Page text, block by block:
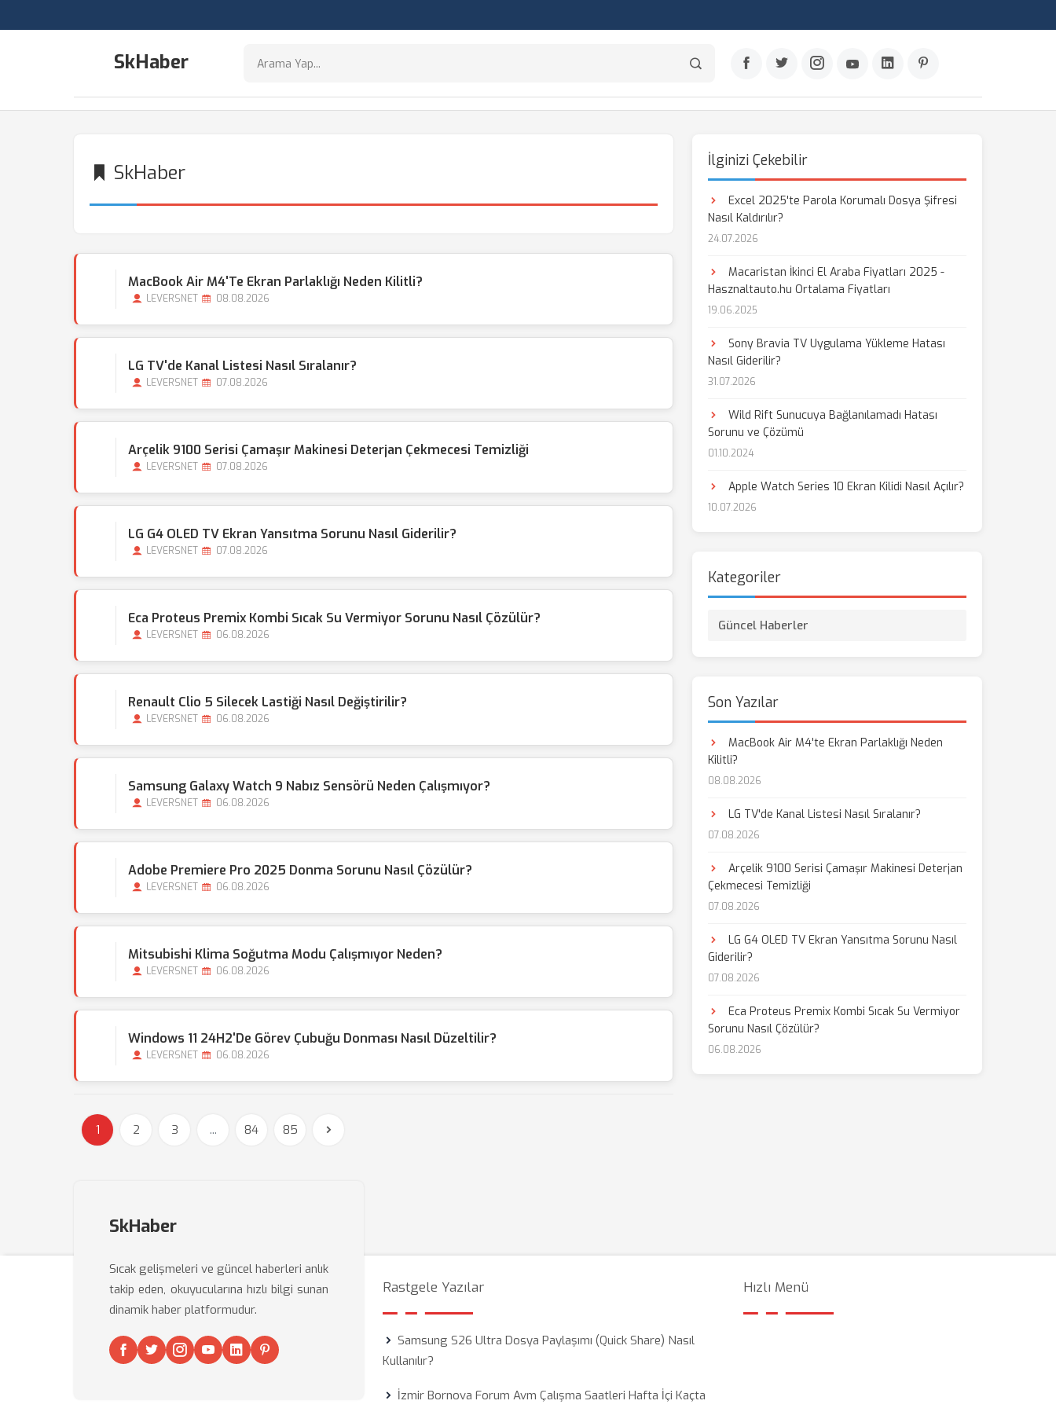
SkHaber
SkHaber
MacBook Air M4'te Ekran Parlaklığı Neden Kilitli?
LEVERSNET 08.08.2026
LG TV'de Kanal Listesi Nasıl Sıralanır?
LEVERSNET 07.08.2026
Arçelik 9100 Serisi Çamaşır Makinesi Deterjan Çekmecesi Temizliği
LEVERSNET 07.08.2026
LG G4 OLED TV Ekran Yansıtma Sorunu Nasıl Giderilir?
LEVERSNET 07.08.2026
Eca Proteus Premix Kombi Sıcak Su Vermiyor Sorunu Nasıl Çözülür?
LEVERSNET 06.08.2026
Renault Clio 5 Silecek Lastiği Nasıl Değiştirilir?
LEVERSNET 06.08.2026
Samsung Galaxy Watch 9 Nabız Sensörü Neden Çalışmıyor?
LEVERSNET 06.08.2026
Adobe Premiere Pro 2025 Donma Sorunu Nasıl Çözülür?
LEVERSNET 06.08.2026
Mitsubishi Klima Soğutma Modu Çalışmıyor Neden?
LEVERSNET 06.08.2026
Windows 11 24H2'de Görev Çubuğu Donması Nasıl Düzeltilir?
LEVERSNET 06.08.2026
1 2 3 ... 84 85
İlginizi Çekebilir
Excel 2025'te Parola Korumalı Dosya Şifresi
Nasıl Kaldırılır?
24.07.2026
Macaristan İkinci El Araba Fiyatları 2025 -
Hasznaltauto.hu Ortalama Fiyatları
19.06.2025
Sony Bravia TV Uygulama Yükleme Hatası
Nasıl Giderilir?
31.07.2026
Wild Rift Sunucuya Bağlanılamadı Hatası
Sorunu ve Çözümü
01.10.2024
Apple Watch Series 10 Ekran Kilidi Nasıl Açılır?
10.07.2026
Kategoriler
Güncel Haberler
Son Yazılar
MacBook Air M4'te Ekran Parlaklığı Neden
Kilitli?
08.08.2026
LG TV'de Kanal Listesi Nasıl Sıralanır?
07.08.2026
Arçelik 9100 Serisi Çamaşır Makinesi Deterjan
Çekmecesi Temizliği
07.08.2026
LG G4 OLED TV Ekran Yansıtma Sorunu Nasıl
Giderilir?
07.08.2026
Eca Proteus Premix Kombi Sıcak Su Vermiyor
Sorunu Nasıl Çözülür?
06.08.2026
SkHaber
Sıcak gelişmeleri ve güncel haberleri anlık
takip eden, okuyucularına hızlı bilgi sunan
dinamik haber platformudur.
Rastgele Yazılar
Samsung S26 Ultra Dosya Paylaşımı (Quick Share) Nasıl
Kullanılır?
İzmir Bornova Forum Avm Çalışma Saatleri Hafta İçi Kaçta
Hızlı Menü